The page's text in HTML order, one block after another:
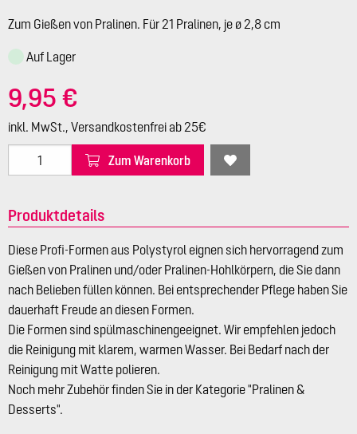
Zum Gießen von Pralinen. Für 21 Pralinen, je ø 2,8 cm
Auf Lager
9,95 €
inkl. MwSt., Versandkostenfrei ab 25€
Zum Warenkorb
Produktdetails
Diese Profi-Formen aus Polystyrol eignen sich hervorragend zum
Gießen von Pralinen und/oder Pralinen-Hohlkörpern, die Sie dann
nach Belieben füllen können. Bei entsprechender Pflege haben Sie
dauerhaft Freude an diesen Formen.
Die Formen sind spülmaschinengeeignet. Wir empfehlen jedoch
die Reinigung mit klarem, warmen Wasser. Bei Bedarf nach der
Reinigung mit Watte polieren.
Noch mehr Zubehör finden Sie in der Kategorie "Pralinen &
Desserts".